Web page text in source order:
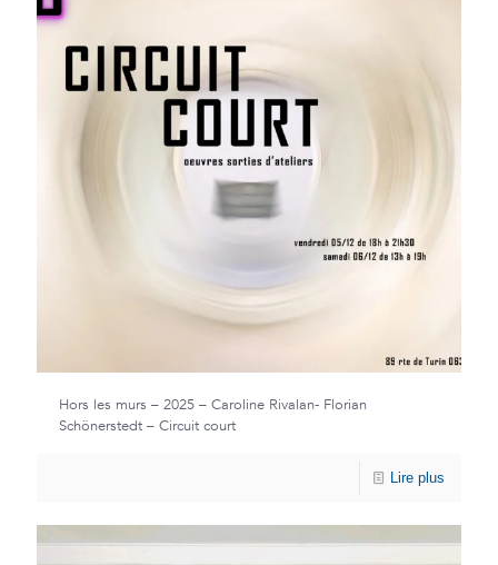
Hors les murs – 2025 – Caroline Rivalan- Florian
Schönerstedt – Circuit court
Lire plus